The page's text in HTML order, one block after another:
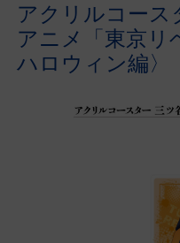
アクリルコース
アニメ「東京リ
ハロウィン編〉